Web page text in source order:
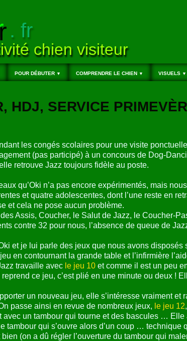
. fr
chien visiteur
POUR DÉBUTER ▼ COMPRENDRE LE CHIEN ▼ VISUELS ▼
HDJ, SERVICE
les congés scolaires pour une visite
(pas participé) à un concours de Dog-
retrouve Jazz toujours fidèle au poste.
qu’Oki n’a pas encore expérimentés, mais
et quatre adolescentes, dont l’une reste en
et cela ne pose aucun problème.
Assis, Coucher, le Salut de Jazz, le Coucher-
contre 32 pour nous, l’absence de queue de
et je lui parle des jeux que nous avons
en contournant la grande table et l’infirmière
travaille avec le jeu 10 et comme il est un peu
ce jeu, c’est plié en une minute ou deux !
un nouveau jeu, elle s’intéresse vraiment et
passe ainsi en revue de nombreux jeux, le jeu 12
avec un tambour qui tourne et des bascules …
tambour qui s’ouvre alors d’un coup … technique
(on a dû régler l’ouverture du tambour qui